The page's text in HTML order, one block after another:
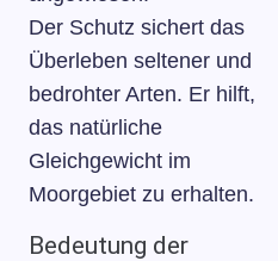
Der Schutz sichert das
Überleben seltener und
bedrohter Arten. Er hilft,
das natürliche
Gleichgewicht im
Moorgebiet zu erhalten.
Bedeutung der